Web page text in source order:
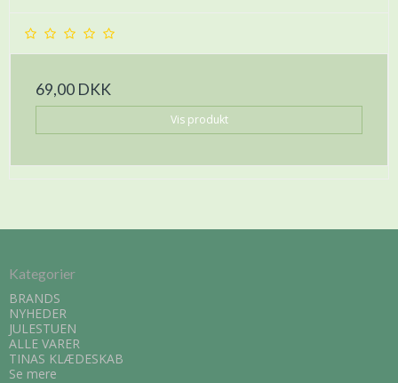
69,00 DKK
Vis produkt
Kategorier
BRANDS
NYHEDER
JULESTUEN
ALLE VARER
TINAS KLÆDESKAB
Se mere